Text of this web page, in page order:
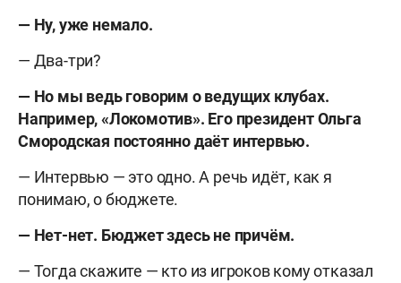
— Ну, уже немало.
— Два-три?
— Но мы ведь говорим о ведущих клубах.
Например, «Локомотив». Его президент Ольга
Смородская постоянно даёт интервью.
— Интервью — это одно. А речь идёт, как я
понимаю, о бюджете.
— Нет-нет. Бюджет здесь не причём.
— Тогда скажите — кто из игроков кому отказал